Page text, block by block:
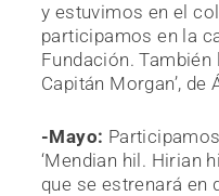
y estuvimos en el
participamos en la
Fundación.
Capitán Morgan’, de
-Mayo:
‘Mendian hil. Hirian
que se estrenará en